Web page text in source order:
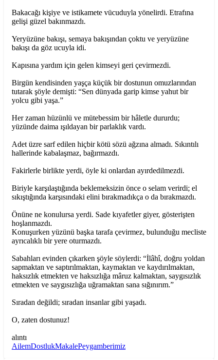
Bakacağı kişiye ve istikamete vücuduyla yönelirdi. Etrafına
gelişi güzel bakınmazdı.
Yeryüzüne bakışı, semaya bakışından çoktu ve yeryüzüne
bakışı da göz ucuyla idi.
Kapısına yardım için gelen kimseyi geri çevirmezdi.
Birgün kendisinden yaşça küçük bir dostunun omuzlarından
tutarak şöyle demişti: “Sen dünyada garip kimse yahut bir
yolcu gibi yaşa.”
Her zaman hüzünlü ve mütebessim bir hâletle dururdu;
yüzünde daima ışıldayan bir parlaklık vardı.
Adet üzre sarf edilen hiçbir kötü sözü ağzına almadı. Sıkıntılı
hallerinde kabalaşmaz, bağırmazdı.
Fakirlerle birlikte yerdi, öyle ki onlardan ayırdedilmezdi.
Biriyle karşılaştığında beklemeksizin önce o selam verirdi; el
sıkıştığında karşısındaki elini bırakmadıkça o da bırakmazdı.
Önüne ne konulursa yerdi. Sade kıyafetler giyer, gösterişten
hoşlanmazdı.
Konuşurken yüzünü başka tarafa çevirmez, bulunduğu mecliste
ayrıcalıklı bir yere oturmazdı.
Sabahları evinden çıkarken şöyle söylerdi: “İlâhî, doğru yoldan
sapmaktan ve saptırılmaktan, kaymaktan ve kaydırılmaktan,
haksızlık etmekten ve haksızlığa mâruz kalmaktan, saygısızlık
etmekten ve saygısızlığa uğramaktan sana sığınırım.”
Sıradan değildi; sıradan insanlar gibi yaşadı.
O, zaten dostunuz!
alıntı
AilemDostlukMakalePeygamberimiz